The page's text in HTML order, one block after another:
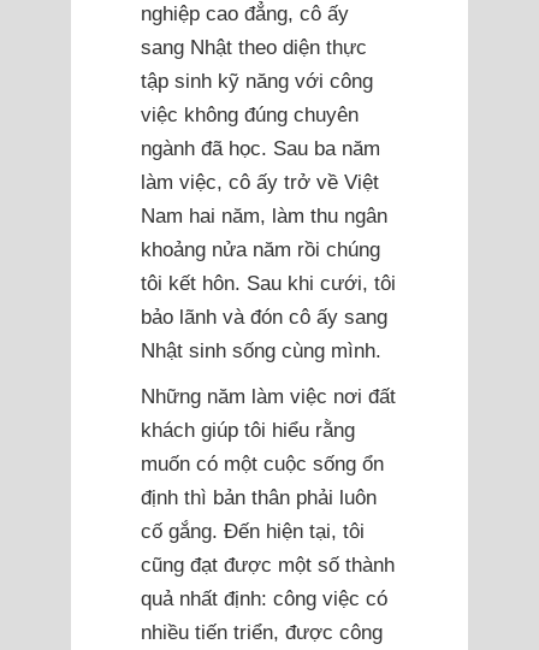
nghiệp cao đẳng, cô ấy
sang Nhật theo diện thực
tập sinh kỹ năng với công
việc không đúng chuyên
ngành đã học. Sau ba năm
làm việc, cô ấy trở về Việt
Nam hai năm, làm thu ngân
khoảng nửa năm rồi chúng
tôi kết hôn. Sau khi cưới, tôi
bảo lãnh và đón cô ấy sang
Nhật sinh sống cùng mình.
Những năm làm việc nơi đất
khách giúp tôi hiểu rằng
muốn có một cuộc sống ổn
định thì bản thân phải luôn
cố gắng. Đến hiện tại, tôi
cũng đạt được một số thành
quả nhất định: công việc có
nhiều tiến triển, được công